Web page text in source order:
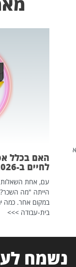
האם בכלל
לחיים ב-2026?
עם, אחת השאלות
הייתה "מה
במקום אחר. כמה
בית-עבודה >>>
נשמח